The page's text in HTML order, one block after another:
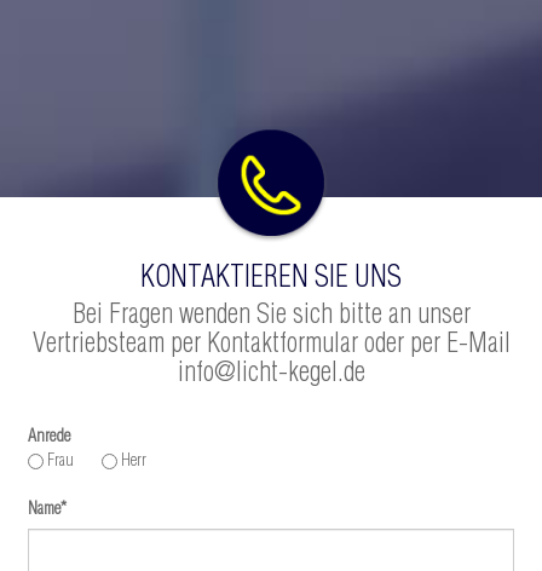
KONTAKTIEREN SIE UNS
Bei Fragen wenden Sie sich bitte an unser
Vertriebsteam per Kontaktformular oder per E-Mail
info@licht-kegel.de
Anrede
Frau
Herr
Name*